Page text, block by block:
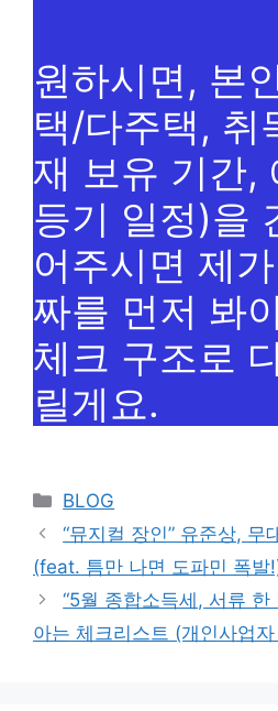
원하시면, 본
택/다주택, 취
재 보유 기간,
등기 일정)을
어주시면 제
짜를 먼저 봐
체크 구조로
릴게요.
Categories
BLOG
“뮤지컬 장인” 유준상, 무
(feat. 틈만 나면 도파민 폭발
“5월 종합소득세, 서류 한
아는 체크리스트 (개인사업